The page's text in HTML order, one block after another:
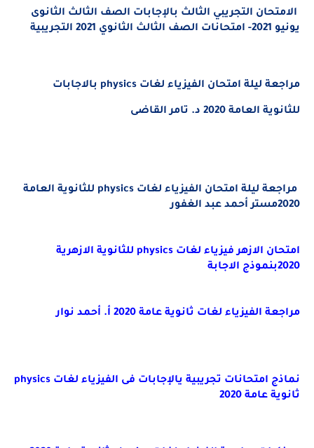
الامتحان التجريبي الثالث بالإجابات الصف الثالث الثانوى
يونيو 2021- امتحانات الصف الثالث الثانوي 2021 التجريبية
مراجعة ليلة امتحان الفيزياء لغات physics بالاجابات
للثانوية العامة 2020 د. تامر القاضى
مراجعة ليلة امتحان الفيزياء لغات physics للثانوية العامة
2020مستر أحمد عبد الغفور
امتحان الازهر فيزياء لغات physics للثانوية الازهرية
2020بنموذج الاجابة
مراجعة الفيزياء لغات ثانوية عامة 2020 أ. أحمد نوار
نماذج امتحانات تجريبية يالإجابات فى الفيزياء لغات physics
ثانوية عامة 2020